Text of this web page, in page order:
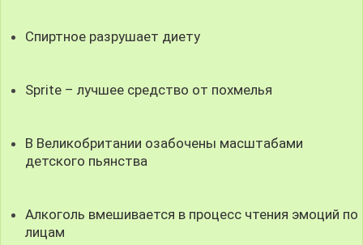
Спиртное разрушает диету
Sprite – лучшее средство от похмелья
В Великобритании озабочены масштабами
детского пьянства
Алкоголь вмешивается в процесс чтения эмоций по
лицам